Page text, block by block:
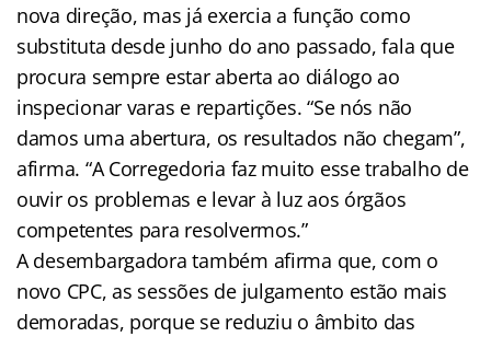
nova direção, mas já exercia a função como
substituta desde junho do ano passado, fala que
procura sempre estar aberta ao diálogo ao
inspecionar varas e repartições. “Se nós não
damos uma abertura, os resultados não chegam”,
afirma. “A Corregedoria faz muito esse trabalho de
ouvir os problemas e levar à luz aos órgãos
competentes para resolvermos.”
A desembargadora também afirma que, com o
novo CPC, as sessões de julgamento estão mais
demoradas, porque se reduziu o âmbito das